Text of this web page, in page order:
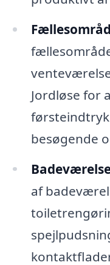
Jordløse for
besøgende
af